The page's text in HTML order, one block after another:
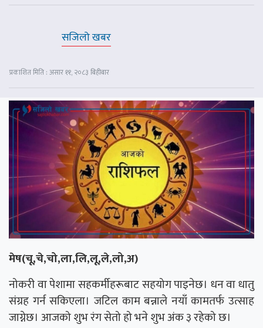
सजिलो खबर
प्रकाशित मिति : असार ११, २०८३ बिहीबार
मेष(चू,चे,चो,ला,लि,लू,ले,लो,अ)
नोकरी वा पेशामा सहकर्मीहरूबाट सहयोग पाइनेछ। धन वा धातु
संग्रह गर्न सकिएला। जटिल काम बन्नाले नयाँ कामतर्फ उत्साह
जाग्नेछ। आजको शुभ रंग सेतो हो भने शुभ अंक ३ रहेको छ।